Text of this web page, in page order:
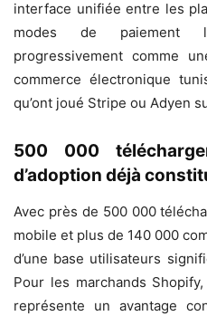
interface unifiée entre les
modes de paiement
progressivement comme
commerce électronique
qu’ont joué Stripe ou Adyen
500 000
d’adoption déjà
Avec près de 500 000
mobile et plus de 140 000
d’une base utilisateurs
Pour les marchands
représente un avantage